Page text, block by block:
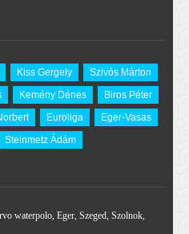
Kiss Gergely
Szivós Márton
Kemény Dénes
Biros Péter
Euroliga
Eger-Vasas
Steinmetz Ádám
waterpolo, Eger, Szeged, Szolnok,